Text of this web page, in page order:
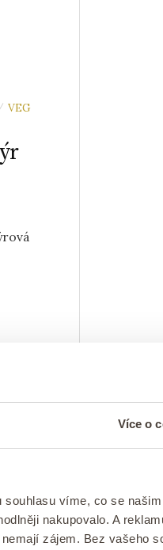
Více o
víme, co se
nakupovalo. A
zájem. Bez vašeho
/ VEG